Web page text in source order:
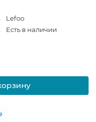
Lefoo
Есть в наличии